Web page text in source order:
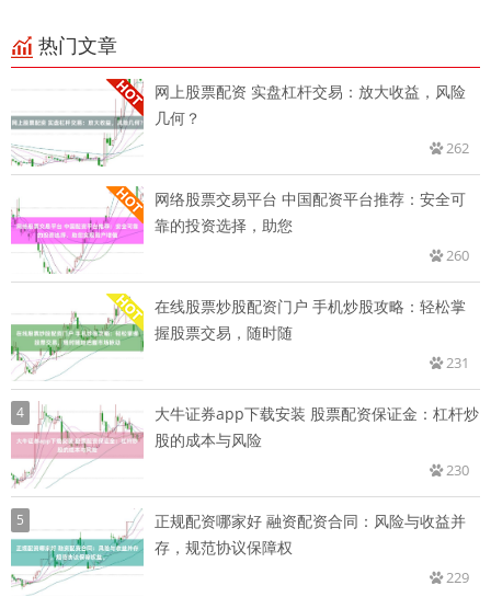
热门文章
网上股票配资 实盘杠杆交易：放大收益，风险
几何？
262
网络股票交易平台 中国配资平台推荐：安全可
靠的投资选择，助您
260
在线股票炒股配资门户 手机炒股攻略：轻松掌
握股票交易，随时随
231
4
大牛证券app下载安装 股票配资保证金：杠杆炒
股的成本与风险
230
5
正规配资哪家好 融资配资合同：风险与收益并
存，规范协议保障权
229